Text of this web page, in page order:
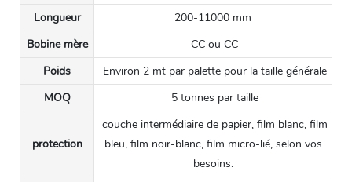
Longueur
200-11000 mm
Bobine mère
CC ou CC
Poids
Environ 2 mt par palette pour la taille générale
MOQ
5 tonnes par taille
protection
couche intermédiaire de papier, film blanc, film
bleu, film noir-blanc, film micro-lié, selon vos
besoins.